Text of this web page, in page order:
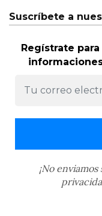
Suscríbete a
Regístrate
¡No